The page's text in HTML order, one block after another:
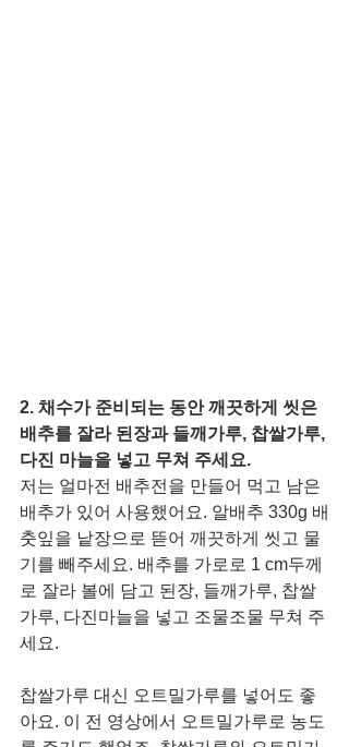
2. 채수가 준비되는 동안 깨끗하게 씻은
배추를 잘라 된장과 들깨가루, 찹쌀가루,
다진 마늘을 넣고 무쳐 주세요.
저는 얼마전 배추전을 만들어 먹고 남은
배추가 있어 사용했어요. 알배추 330g 배
춧잎을 낱장으로 뜯어 깨끗하게 씻고 물
기를 빼주세요. 배추를 가로로 1 cm두께
로 잘라 볼에 담고 된장, 들깨가루, 찹쌀
가루, 다진마늘을 넣고 조물조물 무쳐 주
세요.
찹쌀가루 대신 오트밀가루를 넣어도 좋
아요. 이 전 영상에서 오트밀가루로 농도